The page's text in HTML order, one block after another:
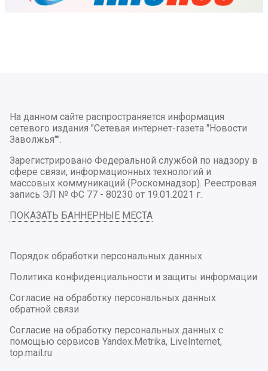
На данном сайте распространяется информация
сетевого издания "Сетевая интернет-газета "Новости
Заволжья"".
Зарегистрировано Федеральной службой по надзору в
сфере связи, информационных технологий и
массовых коммуникаций (Роскомнадзор). Реестровая
запись ЭЛ № ФС 77 - 80230 от 19.01.2021 г.
ПОКАЗАТЬ БАННЕРНЫЕ МЕСТА
Порядок обработки персональных данных
Политика конфиденциальности и защиты информации
Согласие на обработку персональных данных
обратной связи
Согласие на обработку персональных данных с
помощью сервисов Yandex.Metrika, LiveInternet,
top.mail.ru